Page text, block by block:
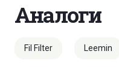
Аналоги
Fil Filter Leemin